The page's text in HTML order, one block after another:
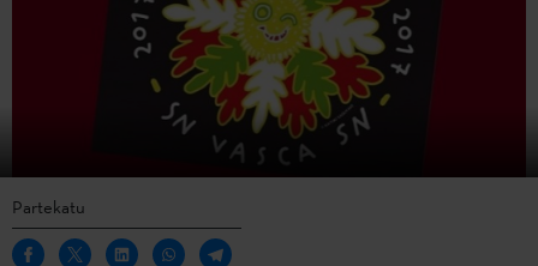
Partekatu